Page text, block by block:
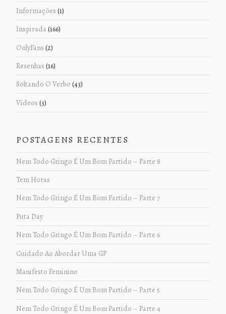
Informações (1)
Inspirada (166)
OnlyFans (2)
Resenhas (16)
Soltando O Verbo (43)
Vídeos (3)
POSTAGENS RECENTES
Nem Todo Gringo É Um Bom Partido – Parte 8
Tem Horas
Nem Todo Gringo É Um Bom Partido – Parte 7
Puta Day
Nem Todo Gringo É Um Bom Partido – Parte 6
Cuidado Ao Abordar Uma GP
Manifesto Feminino
Nem Todo Gringo É Um Bom Partido – Parte 5
Nem Todo Gringo É Um Bom Partido – Parte 4